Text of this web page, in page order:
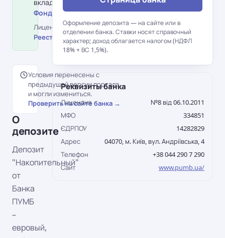
вкладчика в банке.
Фонд гарантирования вкладов →
Лицензия НБУ №8 від 06.10.2011 ·
Реестр НБУ →
Условия перенесены с
предыдущей версии портала
и могли измениться.
Проверить на сайте банка →
О
депозите
Депозит
"Накопительный"
от
Банка
ПУМБ
–
евровый,
Оформление депозита — на сайте или в
отделении банка. Ставки носят справочный
характер; доход облагается налогом (НДФЛ
18% + ВС 1,5%).
Реквизиты банка
Лицензия
№8 від 06.10.2011
МФО
334851
ЄДРПОУ
14282829
Адрес
04070, м. Київ, вул. Андріївська, 4
Телефон
+38 044 290 7 290
Сайт
www.pumb.ua/